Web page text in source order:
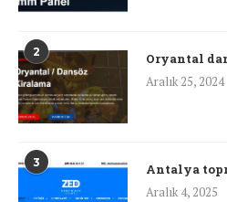
2
Oryantal
Aralık 25, 2024
3
Antalya
Aralık 4, 2025